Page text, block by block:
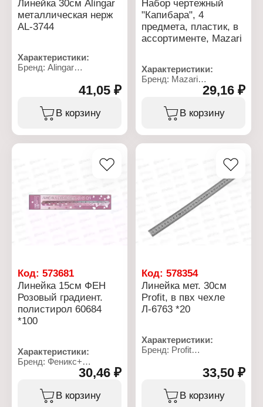
Линейка 30см Alingar
металлическая нерж
AL-3744
Характеристики:
Бренд: Alingar
Тип товара: Линейка
Длина разметки: 30 см
Материал: нержавеющая
черный
двусторонняя (см, дюйм)
41,05 ₽
В корзину
Набор чертежный
"Капибара", 4
предмета, пластик, в
ассортименте, Mazari
Характеристики:
Бренд: Mazari
Артикул: M-9779
линеек
Тип линейки: чертежный
Состав набора: линейка,
треугольник 2 шт
Длина разметки линейки:
Материал: пластик
29,16 ₽
В корзину
Код: 573681
Линейка 15см ФЕН
Розовый градиент.
полистирол 60684
*100
Характеристики:
Бренд: Феникс+
Артикул: 60684
Тип товара: Линейка
Длина разметки: 15 см
Материал: полистирол
30,46 ₽
В корзину
Код:578354
Линейка мет. 30см
Profit, в пвх чехле
Л-6763 *20
Характеристики:
Бренд: Profit
Тип товара: Линейка
Длина разметки: 30 см
Материал: сталь
Упаковка: ПВХ чехол
33,50 ₽
В корзину